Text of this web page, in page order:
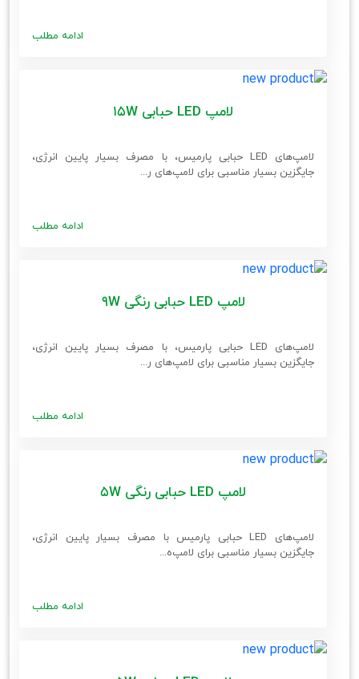
ادامه مطلب
لامپ LED حبابی 15W
لامپ‌های LED حبابی پارمیس، با مصرف بسیار پایین انرژی،
جایگزین بسیار مناسبی برای لامپ‌های ر...
ادامه مطلب
لامپ LED حبابی رنگی 9W
لامپ‌های LED حبابی پارمیس، با مصرف بسیار پایین انرژی،
جایگزین بسیار مناسبی برای لامپ‌های ر...
ادامه مطلب
لامپ LED حبابی رنگی 5W
لامپ‌های LED حبابی پارمیس با مصرف بسیار پایین انرژی،
جایگزین بسیار مناسبی برای لامپ‌ه...
ادامه مطلب